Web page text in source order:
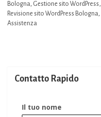
Bologna, Gestione sito WordPress,
Revisione sito WordPress Bologna,
Assistenza
Contatto Rapido
Il tuo nome